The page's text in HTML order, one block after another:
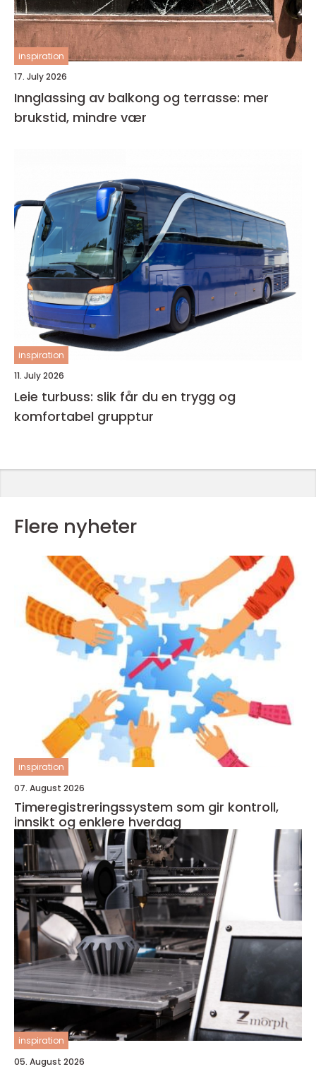
inspiration
17. July 2026
Innglassing av balkong og terrasse: mer
brukstid, mindre vær
inspiration
11. July 2026
Leie turbuss: slik får du en trygg og
komfortabel grupptur
Flere nyheter
inspiration
07. August 2026
Timeregistreringssystem som gir kontroll,
innsikt og enklere hverdag
inspiration
05. August 2026